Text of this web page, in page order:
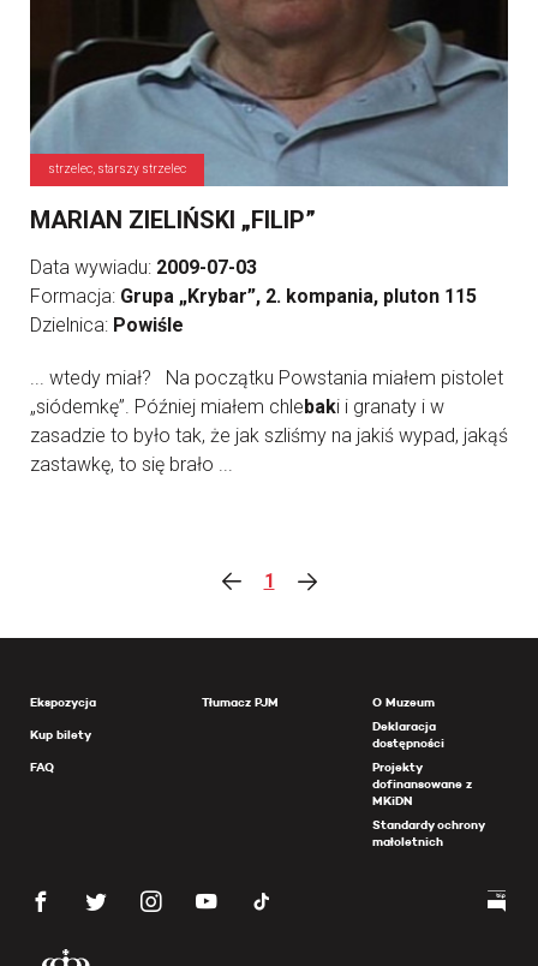
strzelec, starszy strzelec
MARIAN ZIELIŃSKI „FILIP”
Data wywiadu: 2009-07-03
Formacja: Grupa „Krybar”, 2. kompania, pluton 115
Dzielnica: Powiśle
... wtedy miał? Na początku Powstania miałem pistolet
„siódemkę”. Później miałem chlebaki i granaty i w
zasadzie to było tak, że jak szliśmy na jakiś wypad, jakąś
zastawkę, to się brało ...
1
Ekspozycja
Kup bilety
FAQ
Tłumacz PJM
O Muzeum
Deklaracja
dostępności
Projekty
dofinansowane z
MKiDN
Standardy ochrony
małoletnich